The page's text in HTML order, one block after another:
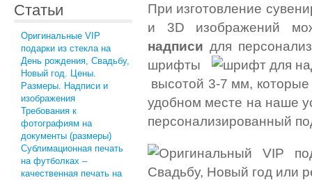
Статьи
Оригинальные VIP
подарки из стекла на
День рождения, Свадьбу,
Новый год. Цены.
Размеры. Надписи и
изображения
Требования к
фотографиям на
документы (размеры)
Сублимационная печать
на футболках –
качественная печать на
При изготовление
и 3D изображений
надписи для
шрифты
высотой 3-7 мм,
удобном месте на наше
персонализированный